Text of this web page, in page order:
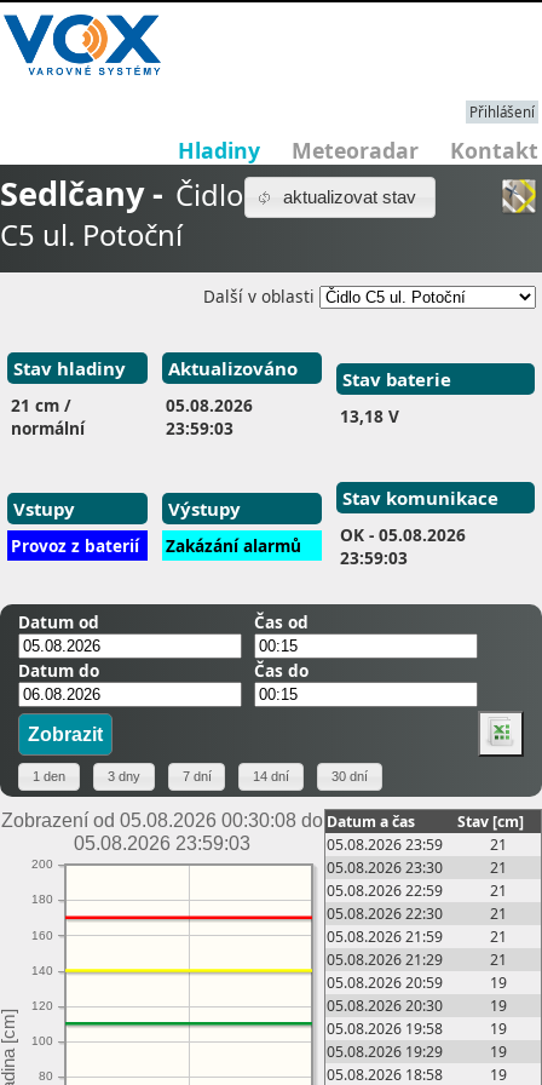
Přihlášení
Hladiny Meteoradar Kontakt
aktualizovat stav
Sedlčany - Čidlo
C5 ul. Potoční
Další v oblasti
Stav hladiny
21 cm /
normální
Aktualizováno
05.08.2026
23:59:03
Stav baterie
13,18 V
Vstupy
Provoz z baterií
Výstupy
Zakázání alarmů
Stav komunikace
OK - 05.08.2026
23:59:03
Datum od Čas od
Datum do Čas do
Zobrazení od 05.08.2026 00:30:08 do
05.08.2026 23:59:03
80
100
120
140
160
180
200
Datum a čas
Stav [cm]
05.08.2026 23:59
21
05.08.2026 23:30
21
05.08.2026 22:59
21
05.08.2026 22:30
21
05.08.2026 21:59
21
05.08.2026 21:29
21
05.08.2026 20:59
19
05.08.2026 20:30
19
05.08.2026 19:58
19
05.08.2026 19:29
19
05.08.2026 18:58
19